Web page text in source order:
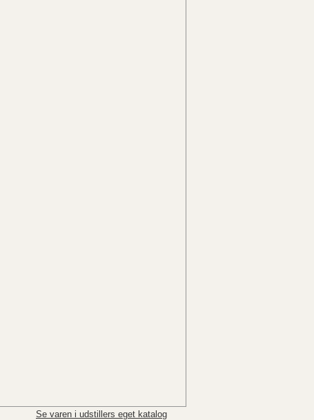
Se varen i udstillers eget katalog